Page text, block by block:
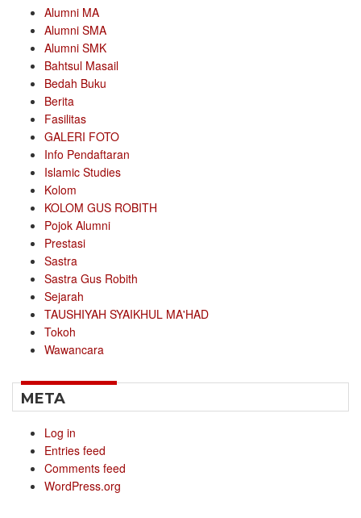
Alumni MA
Alumni SMA
Alumni SMK
Bahtsul Masail
Bedah Buku
Berita
Fasilitas
GALERI FOTO
Info Pendaftaran
Islamic Studies
Kolom
KOLOM GUS ROBITH
Pojok Alumni
Prestasi
Sastra
Sastra Gus Robith
Sejarah
TAUSHIYAH SYAIKHUL MA'HAD
Tokoh
Wawancara
META
Log in
Entries feed
Comments feed
WordPress.org